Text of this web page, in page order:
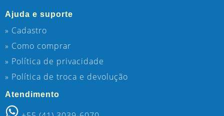
Ajuda e suporte
» Cadastro
» Como comprar
» Política de privacidade
» Política de troca e devolução
Atendimento